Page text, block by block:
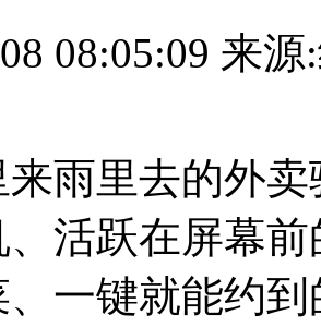
08:05:09 来源
里去的外卖
活跃在屏幕
、一键就能约